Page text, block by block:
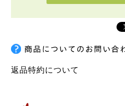
返品特約について